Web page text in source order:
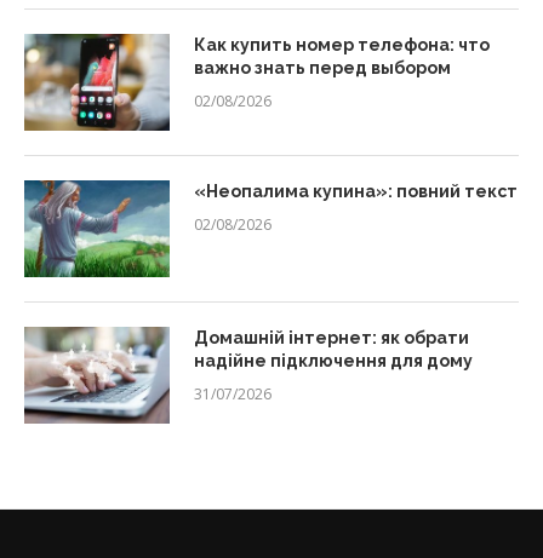
Как купить номер телефона: что
важно знать перед выбором
02/08/2026
«Неопалима купина»: повний текст
02/08/2026
Домашній інтернет: як обрати
надійне підключення для дому
31/07/2026